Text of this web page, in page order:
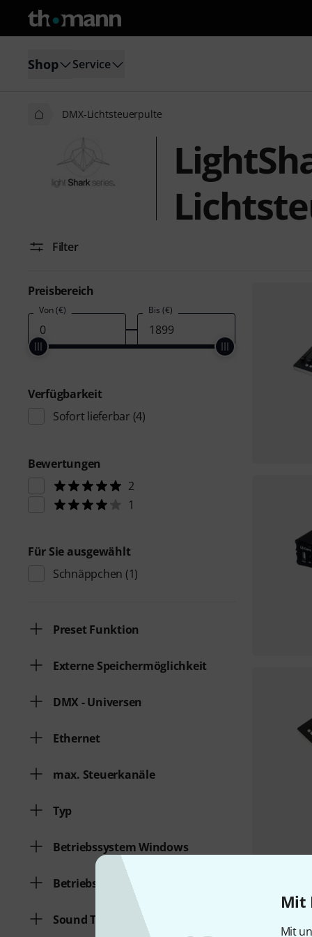
Mit
Mit
Shop Service
DMX-Lichtsteuerpulte
Filter
Preisbereich
Von (€) Bis (€)
Verfügbarkeit
Sofort lieferbar (4)
Bewertungen
2
1
Für Sie ausgewählt
Schnäppchen (1)
Preset Funktion
Externe Speichermöglichkeit
DMX - Universen
Ethernet
max. Steuerkanäle
Typ
Betriebssystem Windows
Betriebssystem MAC
Sound To Light